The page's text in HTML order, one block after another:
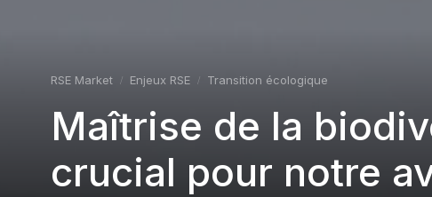
RSE Market Enjeux RSE Transition écologique
Maîtrise de la
crucial pour notre